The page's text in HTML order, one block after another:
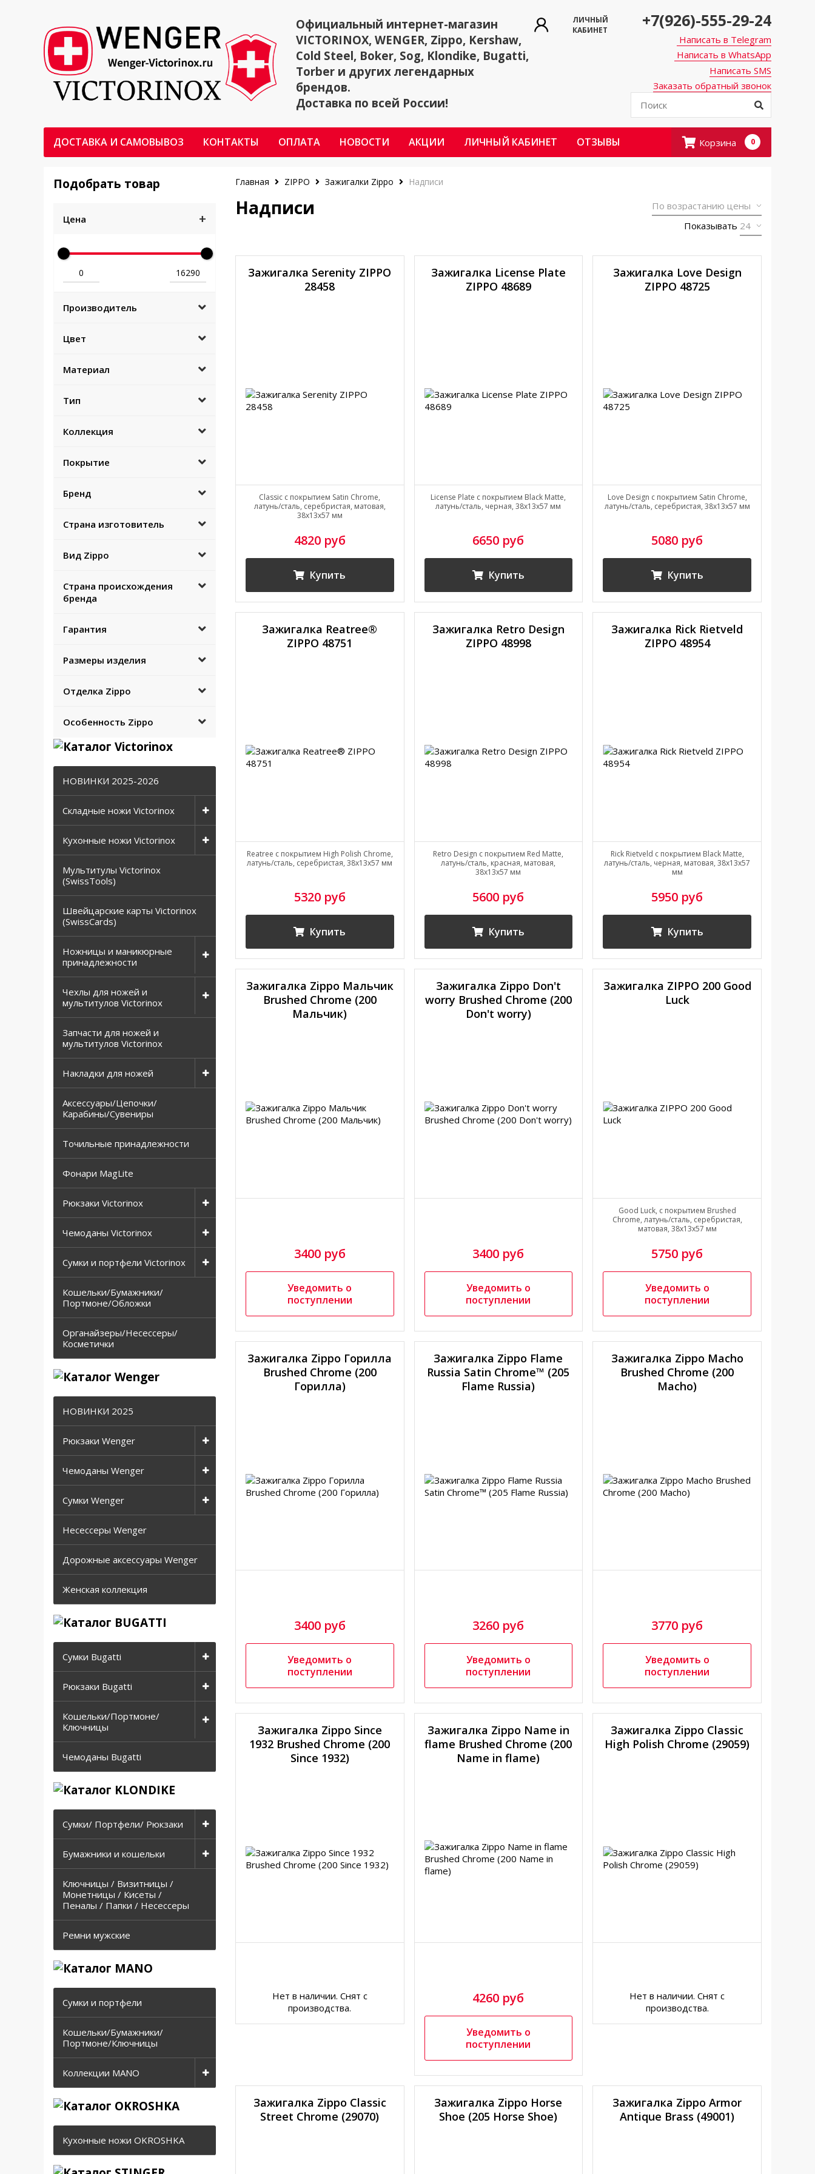
Официальный интернет-магазин
VICTORINOX, WENGER, Zippo, Kershaw,
Cold Steel, Boker, Sog, Klondike, Bugatti,
Torber и других легендарных
брендов.
Доставка по всей России!
ЛИЧНЫЙ
КАБИНЕТ
+7(926)-555-29-24
Написать в Telegram
Написать в WhatsApp
Написать SMS
Заказать обратный звонок
ДОСТАВКА И САМОВЫВОЗ КОНТАКТЫ ОПЛАТА НОВОСТИ АКЦИИ ЛИЧНЫЙ КАБИНЕТ ОТЗЫВЫ Корзина 0
Подобрать товар
Цена +
Производитель
Цвет
Материал
Тип
Коллекция
Покрытие
Бренд
Страна изготовитель
Вид Zippo
Страна происхождения
бренда
Гарантия
Размеры изделия
Отделка Zippo
Особенность Zippo
НОВИНКИ 2025-2026
Складные ножи Victorinox
Кухонные ножи Victorinox
Мультитулы Victorinox
(SwissTools)
Швейцарские карты Victorinox
(SwissCards)
Ножницы и маникюрные
принадлежности
Чехлы для ножей и
мультитулов Victorinox
Запчасти для ножей и
мультитулов Victorinox
Накладки для ножей
Аксессуары/Цепочки/
Карабины/Сувениры
Точильные принадлежности
Фонари MagLite
Рюкзаки Victorinox
Чемоданы Victorinox
Сумки и портфели Victorinox
Кошельки/Бумажники/
Портмоне/Обложки
Органайзеры/Несессеры/
Косметички
НОВИНКИ 2025
Рюкзаки Wenger
Чемоданы Wenger
Сумки Wenger
Несессеры Wenger
Дорожные аксессуары Wenger
Женская коллекция
Сумки Bugatti
Рюкзаки Bugatti
Кошельки/Портмоне/
Ключницы
Чемоданы Bugatti
Сумки/ Портфели/ Рюкзаки
Бумажники и кошельки
Ключницы / Визитницы /
Монетницы / Кисеты /
Пеналы / Папки / Несессеры
Ремни мужские
Сумки и портфели
Кошельки/Бумажники/
Портмоне/Ключницы
Коллекции MANO
Кухонные ножи OKROSHKA
Главная ZIPPO Зажигалки Zippo Надписи
Надписи
Показывать
Зажигалка Serenity ZIPPO
28458
Classic с покрытием Satin Chrome,
латунь/сталь, серебристая, матовая,
38x13x57 мм
4820 руб
Купить
Зажигалка License Plate
ZIPPO 48689
License Plate с покрытием Black Matte,
латунь/сталь, черная, 38x13x57 мм
6650 руб
Купить
Зажигалка Love Design
ZIPPO 48725
Love Design с покрытием Satin Chrome,
латунь/сталь, серебристая, 38x13x57 мм
5080 руб
Купить
Зажигалка Reatree®
ZIPPO 48751
Reatree с покрытием High Polish Chrome,
латунь/сталь, серебристая, 38x13x57 мм
5320 руб
Купить
Зажигалка Retro Design
ZIPPO 48998
Retro Design с покрытием Red Matte,
латунь/сталь, красная, матовая,
38x13x57 мм
5600 руб
Купить
Зажигалка Rick Rietveld
ZIPPO 48954
Rick Rietveld с покрытием Black Matte,
латунь/сталь, черная, матовая, 38x13x57
мм
5950 руб
Купить
Зажигалка Zippo Мальчик
Brushed Chrome (200
Мальчик)
3400 руб
Уведомить о
поступлении
Зажигалка Zippo Don't
worry Brushed Chrome (200
Don't worry)
3400 руб
Уведомить о
поступлении
Зажигалка ZIPPO 200 Good
Luck
Good Luck, с покрытием Brushed
Chrome, латунь/сталь, серебристая,
матовая, 38x13x57 мм
5750 руб
Уведомить о
поступлении
Зажигалка Zippo Горилла
Brushed Chrome (200
Горилла)
3400 руб
Уведомить о
поступлении
Зажигалка Zippo Flame
Russia Satin Chrome™ (205
Flame Russia)
3260 руб
Уведомить о
поступлении
Зажигалка Zippo Macho
Brushed Chrome (200
Macho)
3770 руб
Уведомить о
поступлении
Зажигалка Zippo Since
1932 Brushed Chrome (200
Since 1932)
Нет в наличии. Снят с
производства.
Зажигалка Zippo Name in
flame Brushed Chrome (200
Name in flame)
4260 руб
Уведомить о
поступлении
Зажигалка Zippo Classic
High Polish Chrome (29059)
Нет в наличии. Снят с
производства.
Зажигалка Zippo Classic
Street Chrome (29070)
Зажигалка Zippo Horse
Shoe (205 Horse Shoe)
Зажигалка Zippo Armor
Antique Brass (49001)